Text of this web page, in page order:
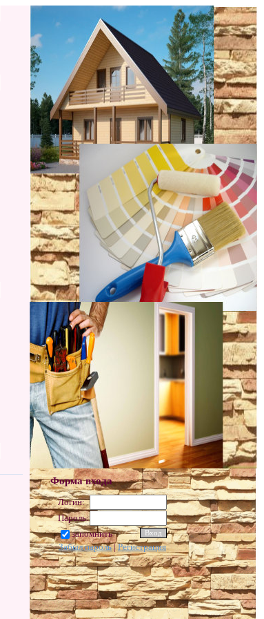
Форма входа
Логин:
Пароль:
запомнить
Забыл пароль|Регистрация